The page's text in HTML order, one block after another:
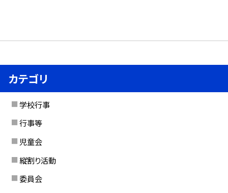
カテゴリ
学校行事
行事等
児童会
縦割り活動
委員会